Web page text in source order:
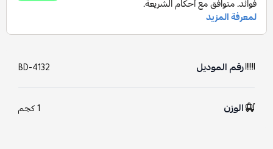
رقم الموديل BD-4132
الوزن 1 كجم